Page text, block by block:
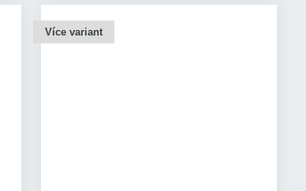
Více variant